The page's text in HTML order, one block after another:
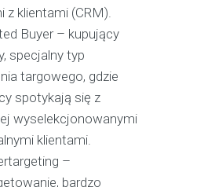
z klientami (CRM).
Buyer – kupujący
specjalny typ
targowego, gdzie
spotykają się z
wyselekcjonowanymi
klientami.
–
bardzo